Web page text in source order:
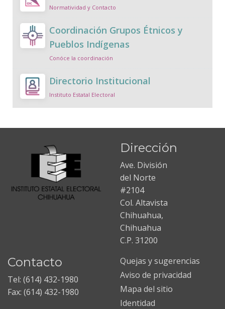
Normatividad y Contacto
Coordinación Grupos Étnicos y
Pueblos Indígenas
Conóce la coordinación
Directorio Institucional
Instituto Estatal Electoral
Dirección
Ave. División
del Norte
#2104
Col. Altavista
Chihuahua,
Chihuahua
C.P. 31200
Contacto
Tel: (614) 432-1980
Fax: (614) 432-1980
Quejas y sugerencias
Aviso de privacidad
Mapa del sitio
Identidad